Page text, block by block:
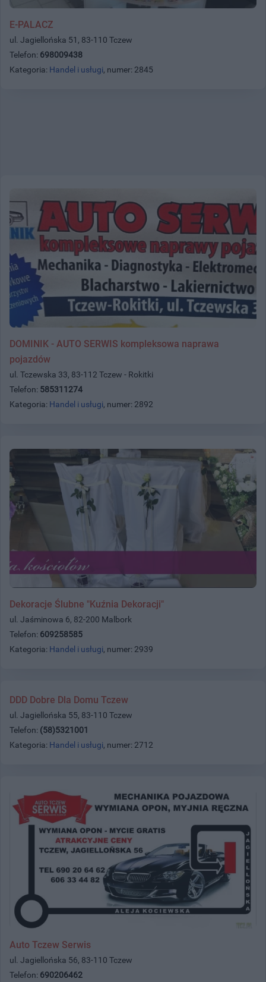
E-PALACZ
ul. Jagiellońska 51, 83-110 Tczew
Telefon: 698009438
Kategoria: Handel i usługi, numer: 2845
DOMINIK - AUTO SERWIS kompleksowa naprawa
pojazdów
ul. Tczewska 33, 83-112 Tczew - Rokitki
Telefon: 585311274
Kategoria: Handel i usługi, numer: 2892
Dekoracje Ślubne "Kuźnia Dekoracji"
ul. Jaśminowa 6, 82-200 Malbork
Telefon: 609258585
Kategoria: Handel i usługi, numer: 2939
DDD Dobre Dla Domu Tczew
ul. Jagiellońska 55, 83-110 Tczew
Telefon: (58)5321001
Kategoria: Handel i usługi, numer: 2712
Auto Tczew Serwis
ul. Jagiellońska 56, 83-110 Tczew
Telefon: 690206462